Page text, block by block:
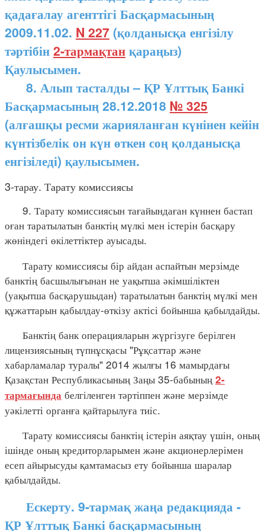
қадағалау агенттігі Басқармасының
2009.11.02. N 227 (қолданысқа енгізілу
тәртібін2-тармақтанқараңыз)
Қаулысымен.
8. Алып тасталды – ҚР Ұлттық Банкі
Басқармасының 28.12.2018 № 325
(алғашқы ресми жарияланған күнінен кейін
күнтізбелік он күн өткен соң қолданысқа
енгізіледі) қаулысымен.
3-тарау. Тарату комиссиясы
9. Тарату комиссиясын тағайындаған күннен бастап
оған таратылатын банктің мүлкі мен істерін басқару
жөніндегі өкілеттіктер ауысады.
Тарату комиссиясы бір айдан аспайтын мерзімде
банктің басшылығынан не уақытша әкімшіліктен
(уақытша басқарушыдан) таратылатын банктің мүлкі мен
құжаттарын қабылдау-өткізу актісі бойынша қабылдайды.
Банктің банк операцияларын жүргізуге берілген
лицензиясының түпнұсқасы "Рұқсаттар және
хабарламалар туралы" 2014 жылғы 16 мамырдағы
Қазақстан Республикасының Заңы 35-бабының 2-
тармағында белгіленген тәртіппен және мерзімде
уәкілетті органға қайтарылуға тиіс.
Тарату комиссиясы банктің істерін аяқтау үшін, оның
ішінде оның кредиторларымен және акционерлерімен
есеп айырысуды қамтамасыз ету бойынша шаралар
қабылдайды.
Ескерту. 9-тармақ жаңа редакцияда -
ҚР Ұлттық Банкі басқармасының